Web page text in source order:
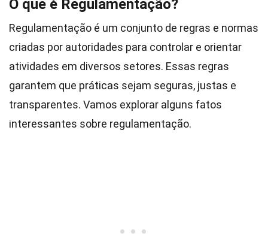
O que é Regulamentação?
Regulamentação é um conjunto de regras e normas
criadas por autoridades para controlar e orientar
atividades em diversos setores. Essas regras
garantem que práticas sejam seguras, justas e
transparentes. Vamos explorar alguns fatos
interessantes sobre regulamentação.